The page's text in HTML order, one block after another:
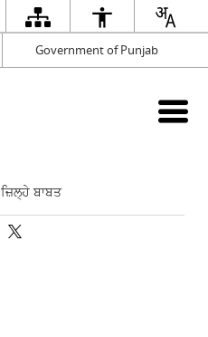
Government of Punjab
ਜ਼ਿਲ੍ਹੇ ਬਾਬਤ